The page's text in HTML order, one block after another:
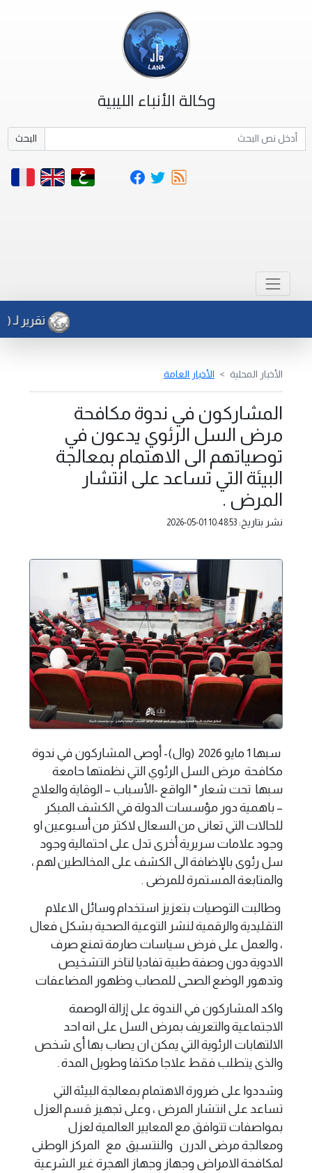
وكالة الأنباء الليبية
البحث
تقرير لـ
الأخبار المحلية الأخبار العامة
المشاركون في ندوة مكافحة
مرض السل الرئوي يدعون في
توصياتهم الى الاهتمام بمعالجة
البيئة التي تساعد على انتشار
المرض .
نشر بتاريخ: 2026-05-01 10:48:53
سبها 1 مايو 2026 (وال)- أوصى المشاركون في ندوة
مكافحة مرض السل الرئوي التي نظمتها حامعة
سبها تحت شعار " الواقع -الأسباب – الوقاية والعلاج
– باهمية دور مؤسسات الدولة في الكشف المبكر
للحالات التي تعانى من السعال لاكثر من أسبوعين او
وجود علامات سريرية أخرى تدل على احتمالية وجود
سل رئوى بالإضافة الى الكشف على المخالطين لهم ،
والمتابعة المستمرة للمرضى .
وطالبت التوصيات بتعزيز استخدام وسائل الاعلام
التقليدية والرقمية لنشر التوعية الصحية بشكل فعال
، والعمل على فرض سياسات صارمة تمنع صرف
الادوية دون وصفة طبية تفاديا لتاخر التشخيص
وتدهور الوضع الصحى للمصاب وظهور المضاعفات
واكد المشاركون في الندوة على إزالة الوصمة
الاجتماعية والتعريف بمرض السل على انه احد
الالتهابات الرئوية التي يمكن ان يصاب بها أى شخص
والذى يتطلب فقط علاجا مكثفا وطويل المدة .
وشددوا على ضرورة الاهتمام بمعالجة البيئة التي
تساعد على انتشار المرض ، وعلى تجهيز قسم العزل
بمواصفات تتوافق مع المعايير العالمية لعزل
ومعالجة مرضى الدرن والنتسيق مع المركز الوطنى
لمكافحة الامراض وجهاز وجهاز الهجرة غير الشرعية